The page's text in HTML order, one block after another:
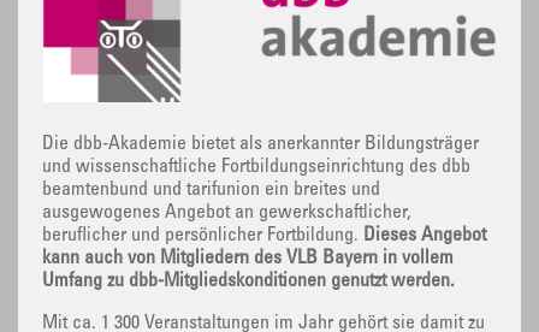
Die dbb-Akademie bietet als anerkannter Bildungsträger
und wissenschaftliche Fortbildungseinrichtung des dbb
beamtenbund und tarifunion ein breites und
ausgewogenes Angebot an gewerkschaftlicher,
beruflicher und persönlicher Fortbildung. Dieses Angebot
kann auch von Mitgliedern des VLB Bayern in vollem
Umfang zu dbb-Mitgliedskonditionen genutzt werden.
Mit ca. 1 300 Veranstaltungen im Jahr gehört sie damit zu